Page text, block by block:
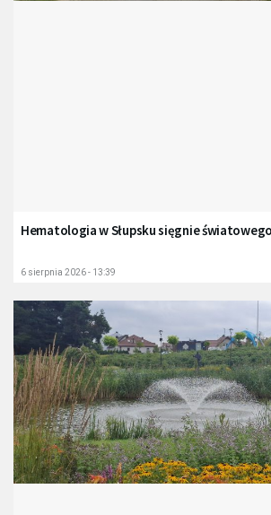
Hematologia w Słupsku sięgnie
6 sierpnia 2026 - 13:39